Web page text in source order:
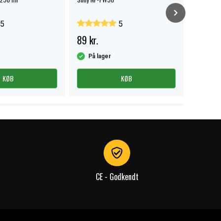
5
KØB
5
89 kr.
På lager
KØB
CE - Godkendt